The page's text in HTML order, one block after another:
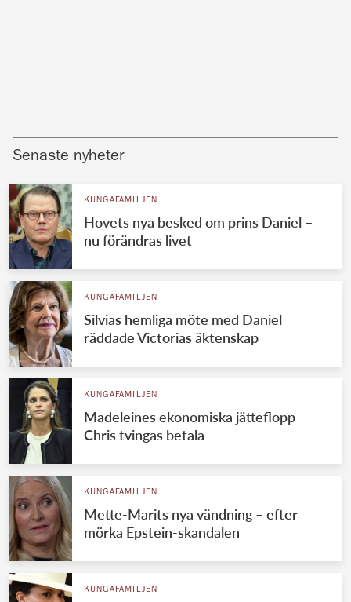
Senaste nyheter
KUNGAFAMILJEN
Hovets nya besked om prins Daniel –
nu förändras livet
KUNGAFAMILJEN
Silvias hemliga möte med Daniel
räddade Victorias äktenskap
KUNGAFAMILJEN
Madeleines ekonomiska jätteflopp –
Chris tvingas betala
KUNGAFAMILJEN
Mette-Marits nya vändning – efter
mörka Epstein-skandalen
KUNGAFAMILJEN